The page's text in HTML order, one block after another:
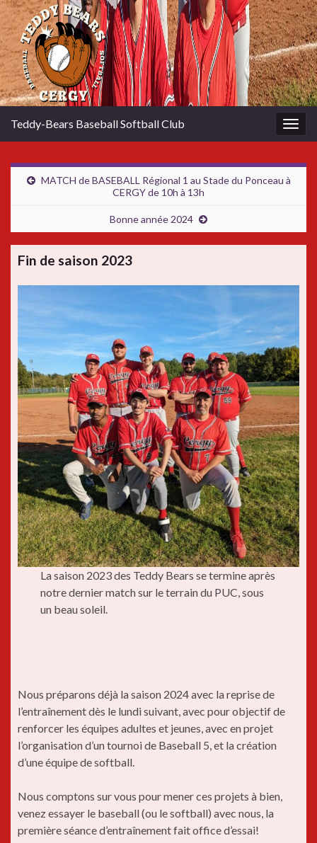
Teddy-Bears Baseball Softball Club
MATCH de BASEBALL Régional 1 au Stade du Ponceau à
CERGY de 10h à 13h
Bonne année 2024
Fin de saison 2023
La saison 2023 des Teddy Bears se termine après
notre dernier match sur le terrain du PUC, sous
un beau soleil.
Nous préparons déjà la saison 2024 avec la reprise de
l’entraînement dès le lundi suivant, avec pour objectif de
renforcer les équipes adultes et jeunes, avec en projet
l’organisation d’un tournoi de Baseball 5, et la création
d’une équipe de softball.
Nous comptons sur vous pour mener ces projets à bien,
venez essayer le baseball (ou le softball) avec nous, la
première séance d’entraînement fait office d’essai!